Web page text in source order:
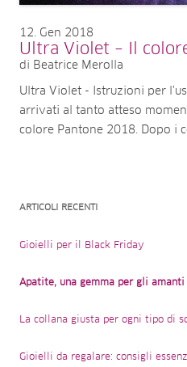
12 Gen 2018
Ultra Violet – Il
di Beatrice Merolla
Ultra Violet - Istruzioni per
arrivati al tanto atteso
colore Pantone 2018. Dopo i
ARTICOLI RECENTI
Gioielli per il Black Friday
Apatite, una gemma per gli
La collana giusta per ogni tipo di
Gioielli da regalare: consigli